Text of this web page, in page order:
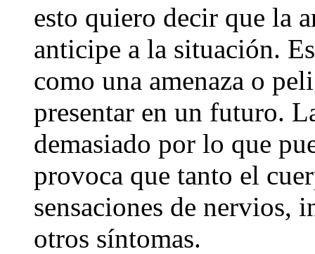
esto quiero decir que la
anticipe a la situación.
como una amenaza o
presentar en un futuro.
demasiado por lo que
provoca que tanto el
sensaciones de nervios,
otros síntomas.